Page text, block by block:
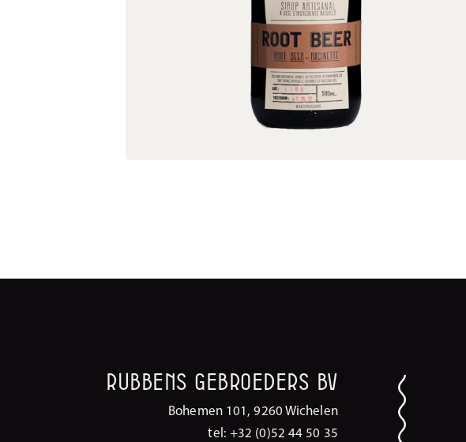
Rubbens Gebroeders BV
Bohemen 101, 9260 Wichelen
tel: +32 (0)52 44 50 35